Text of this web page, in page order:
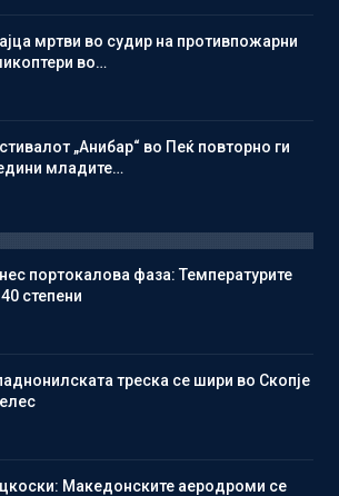
мртви во судир на противпожарни
во…
„Анибар“ во Пеќ повторно ги
младите…
портокалова фаза: Температурите
степени
треска се шири во Скопје
Македонските аеродроми се